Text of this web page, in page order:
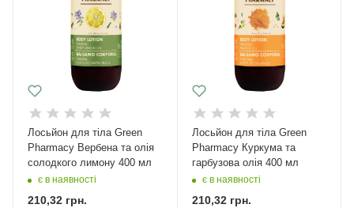
Лосьйон для тіла Green
Pharmacy Вербена та олія
солодкого лимону 400 мл
є в наявності
210,32 грн.
Лосьйон для тіла Green
Pharmacy Куркума та
гарбузова олія 400 мл
є в наявності
210,32грн.